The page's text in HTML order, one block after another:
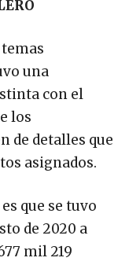
una
con el
los
de detalles que
asignados.
que se tuvo
de 2020 a
mil 219